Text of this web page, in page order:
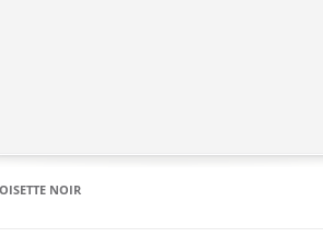
NOIR